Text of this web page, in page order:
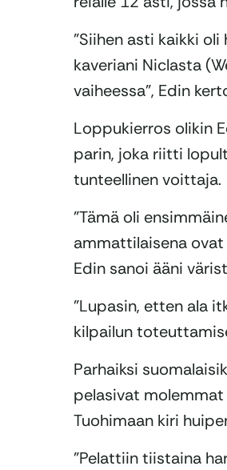
”Siihen asti kaikki
kaveriani Niclasta
vaiheessa”, Edin
Loppukierros olikin
parin, joka riitti
tunteellinen voittaja.
”Tämä oli
ammattilaisena
Edin sanoi ääni
”Lupasin, etten ala
kilpailun
Parhaiksi
pelasivat molemmat
Tuohimaan kiri
”Pelattiin tiistaina